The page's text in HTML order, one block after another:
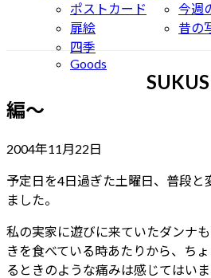
ポストカード
扉絵
四季
Goods
今週
昔の
編〜
2004年11月22日
更
日
時
:
予定日を4日過ぎた土曜日、普段と
ました。
私の実家に遊びに来ていたダンナ
きを食べている時あたりから、ち
るときのような痛みは感じてはい